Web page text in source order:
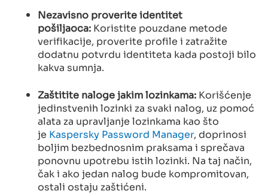
Nezavisno proverite identitet
pošiljaoca: Koristite pouzdane metode
verifikacije, proverite profile i zatražite
dodatnu potvrdu identiteta kada postoji bilo
kakva sumnja.
Zaštitite naloge jakim lozinkama: Korišćenje
jedinstvenih lozinki za svaki nalog, uz pomoć
alata za upravljanje lozinkama kao što
je Kaspersky Password Manager, doprinosi
boljim bezbednosnim praksama i sprečava
ponovnu upotrebu istih lozinki. Na taj način,
čak i ako jedan nalog bude kompromitovan,
ostali ostaju zaštićeni.